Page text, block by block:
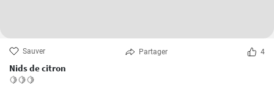
Sauver Partager 4
Nids de citron
🍋🍋🍋